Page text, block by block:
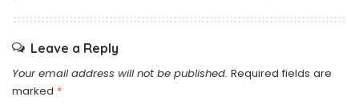
Leave a Reply
Your email address will not be published. Required fields are
marked *